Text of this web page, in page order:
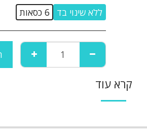
ללא שינוי בד
6 כסאות
קרא עוד